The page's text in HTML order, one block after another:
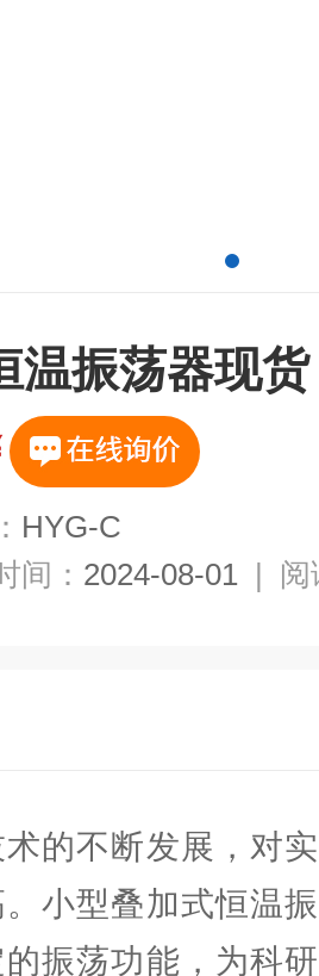
温振荡器现货
HYG-C
间： 2024-08-01 | 阅
的不断发展，对
小型叠加式恒温
振荡功能，为科